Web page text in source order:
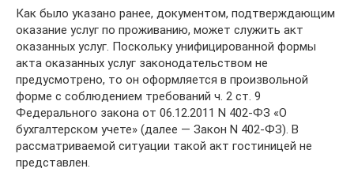
Как было указано ранее, документом, подтверждающим
оказание услуг по проживанию, может служить акт
оказанных услуг. Поскольку унифицированной формы
акта оказанных услуг законодательством не
предусмотрено, то он оформляется в произвольной
форме с соблюдением требований ч. 2 ст. 9
Федерального закона от 06.12.2011 N 402-ФЗ «О
бухгалтерском учете» (далее — Закон N 402-ФЗ). В
рассматриваемой ситуации такой акт гостиницей не
представлен.